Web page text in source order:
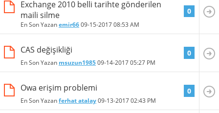
Exchange 2010 belli tarihte gönderilen
maili silme
En Son Yazanemir6609-15-201708:53 AM
0
CAS değişikliği
En Son Yazan msuzun198509-14-201705:27 PM
0
Owa erişim problemi
En Son Yazanferhat atalay09-13-201702:43 PM
0